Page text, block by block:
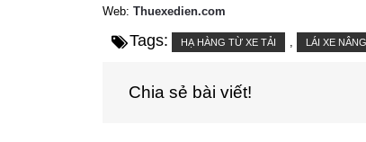
Web: Thuexedien.com
Tags: HẠ HÀNG TỪ XE TẢI , LÁI XE NÂNG
Chia sẻ bài viết!